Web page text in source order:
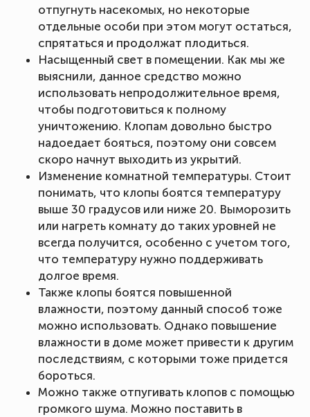
отпугнуть насекомых, но некоторые
отдельные особи при этом могут остаться,
спрятаться и продолжат плодиться.
Насыщенный свет в помещении. Как мы же
выяснили, данное средство можно
использовать непродолжительное время,
чтобы подготовиться к полному
уничтожению. Клопам довольно быстро
надоедает бояться, поэтому они совсем
скоро начнут выходить из укрытий.
Изменение комнатной температуры. Стоит
понимать, что клопы боятся температуру
выше 30 градусов или ниже 20. Выморозить
или нагреть комнату до таких уровней не
всегда получится, особенно с учетом того,
что температуру нужно поддерживать
долгое время.
Также клопы боятся повышенной
влажности, поэтому данный способ тоже
можно использовать. Однако повышение
влажности в доме может привести к другим
последствиям, с которыми тоже придется
бороться.
Можно также отпугивать клопов с помощью
громкого шума. Можно поставить в